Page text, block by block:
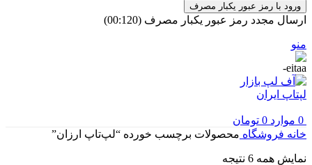
ورود با رمز عبور یکبار مصرف
ارسال مجدد رمز عبور یکبار مصرف (00:
120
)
منو
0 موارد 0 تومان
خانه فروشگاه محصولات برچسب خورده “لپ‌تاپ ارزان”
نمایش همه 6 نتیجه